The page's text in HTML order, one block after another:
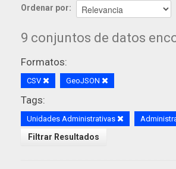
Ordenar por
9 conjuntos de datos
Formatos:
CSV GeoJSON
Tags:
Unidades Administrativas
Filtrar Resultados